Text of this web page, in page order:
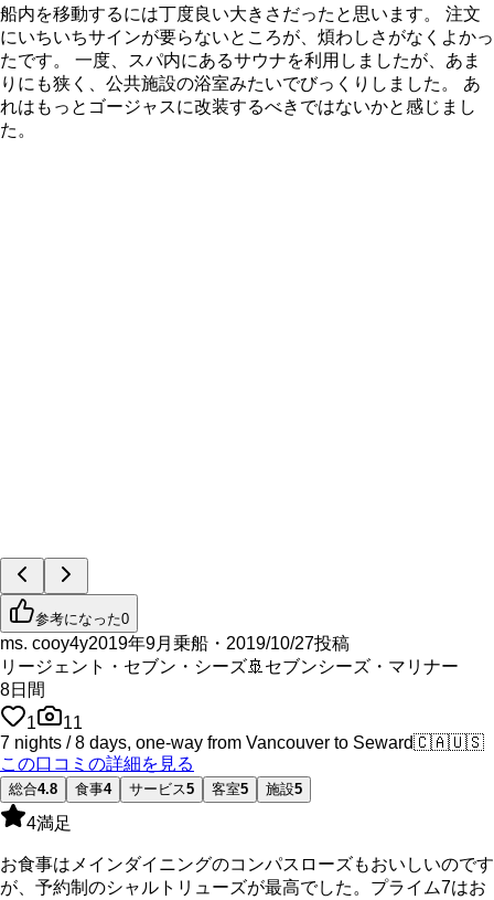
船内を移動するには丁度良い大きさだったと思います。 注文
にいちいちサインが要らないところが、煩わしさがなくよかっ
たです。 一度、スパ内にあるサウナを利用しましたが、あま
りにも狭く、公共施設の浴室みたいでびっくりしました。 あ
れはもっとゴージャスに改装するべきではないかと感じまし
た。
参考になった0
ms. cooy4y2019年9月乗船・2019/10/27投稿
リージェント・セブン・シーズ🚢セブンシーズ・マリナー
8日間
1
11
7 nights / 8 days, one-way from Vancouver to Seward🇨🇦🇺🇸
この口コミの詳細を見る
総合4.8 食事4 サービス5 客室5 施設5
4満足
お食事はメインダイニングのコンパスローズもおいしいのです
が、予約制のシャルトリューズが最高でした。プライム7はお